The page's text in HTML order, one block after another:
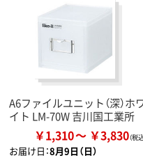
A6ファイルユニット（深）ホ
イト LM-70W 吉川国工業所
￥1,310 ￥3,830
お届け日：8月9日（日）